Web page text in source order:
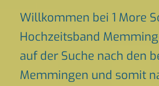
Willkommen bei 1 More
Hochzeitsband
auf der Suche nach den
Memmingen und somit